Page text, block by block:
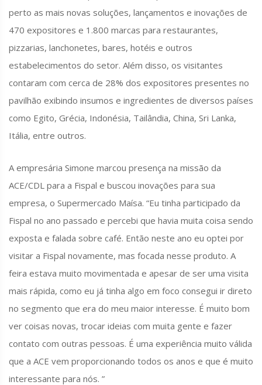
perto as mais novas soluções, lançamentos e inovações de
470 expositores e 1.800 marcas para restaurantes,
pizzarias, lanchonetes, bares, hotéis e outros
estabelecimentos do setor. Além disso, os visitantes
contaram com cerca de 28% dos expositores presentes no
pavilhão exibindo insumos e ingredientes de diversos países
como Egito, Grécia, Indonésia, Tailândia, China, Sri Lanka,
Itália, entre outros.
A empresária Simone marcou presença na missão da
ACE/CDL para a Fispal e buscou inovações para sua
empresa, o Supermercado Maísa. “Eu tinha participado da
Fispal no ano passado e percebi que havia muita coisa sendo
exposta e falada sobre café. Então neste ano eu optei por
visitar a Fispal novamente, mas focada nesse produto. A
feira estava muito movimentada e apesar de ser uma visita
mais rápida, como eu já tinha algo em foco consegui ir direto
no segmento que era do meu maior interesse. É muito bom
ver coisas novas, trocar ideias com muita gente e fazer
contato com outras pessoas. É uma experiência muito válida
que a ACE vem proporcionando todos os anos e que é muito
interessante para nós. ”